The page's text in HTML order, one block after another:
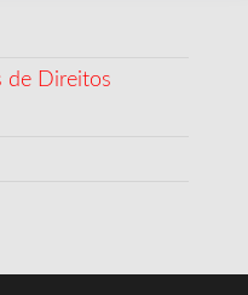
de Direitos